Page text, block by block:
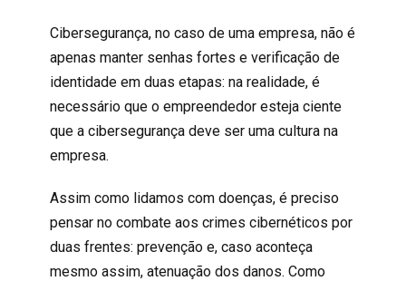
Cibersegurança, no caso de uma empresa, não é
apenas manter senhas fortes e verificação de
identidade em duas etapas: na realidade, é
necessário que o empreendedor esteja ciente
que a cibersegurança deve ser uma cultura na
empresa.
Assim como lidamos com doenças, é preciso
pensar no combate aos crimes cibernéticos por
duas frentes: prevenção e, caso aconteça
mesmo assim, atenuação dos danos. Como